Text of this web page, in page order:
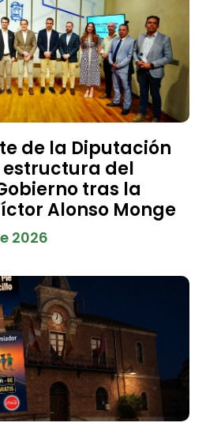
de la Diputación
del
tras la
Alonso Monge
2026